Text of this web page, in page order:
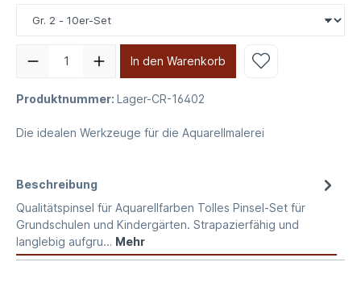
In den Warenkorb
Produktnummer: Lager-CR-16402
Die idealen Werkzeuge für die Aquarellmalerei
Beschreibung
Qualitätspinsel für Aquarellfarben Tolles Pinsel-Set für
Grundschulen und Kindergärten. Strapazierfähig und
langlebig aufgru… Mehr